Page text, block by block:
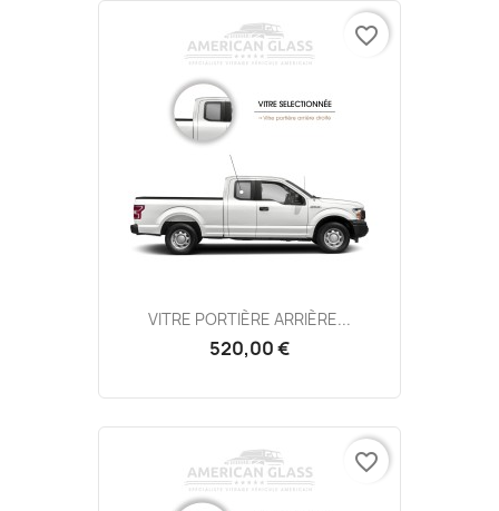
VITRE PORTIÈRE ARRIÈRE...
520,00 €
favorite_border
favorite_border